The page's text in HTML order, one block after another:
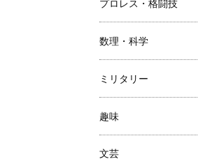
プロレス・格闘技
数理・科学
ミリタリー
趣味
文芸